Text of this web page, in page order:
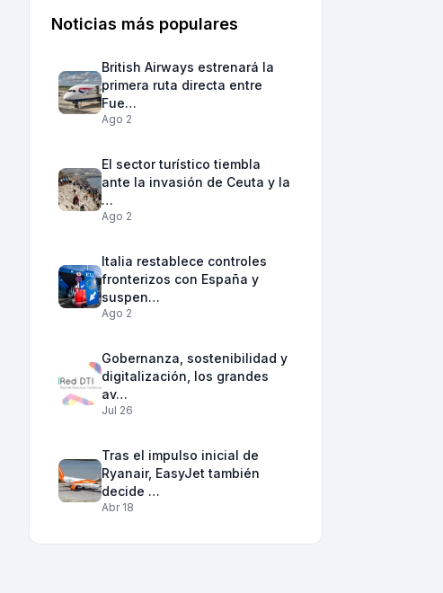
Noticias más populares
British Airways estrenará la
primera ruta directa entre
Fue…
Ago 2
El sector turístico tiembla
ante la invasión de Ceuta y la
…
Ago 2
Italia restablece controles
fronterizos con España y
suspen…
Ago 2
Gobernanza, sostenibilidad y
digitalización, los grandes
av…
Jul 26
Tras el impulso inicial de
Ryanair, EasyJet también
decide …
Abr 18